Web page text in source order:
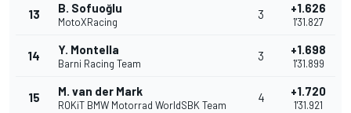
13 B. Sofuoğlu
MotoXRacing
3 +1.626
1'31.827
14 Y. Montella
Barni Racing Team
3 +1.698
1'31.899
15 M. van der Mark
ROKiT BMW Motorrad WorldSBK Team
4 +1.720
1'31.921